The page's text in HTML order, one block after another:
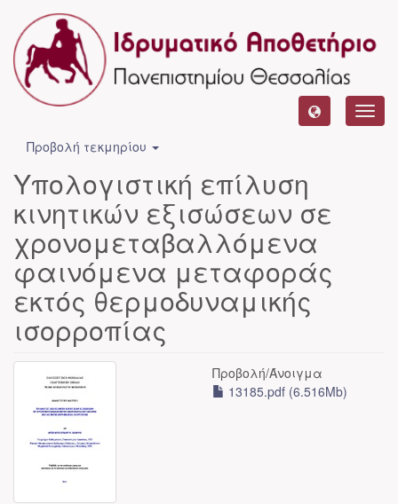
Προβολή τεκμηρίου
Υπολογιστική επίλυση
κινητικών εξισώσεων σε
χρονομεταβαλλόμενα
φαινόμενα μεταφοράς
εκτός θερμοδυναμικής
ισορροπίας
Προβολή/Άνοιγμα
13185.pdf (6.516Mb)